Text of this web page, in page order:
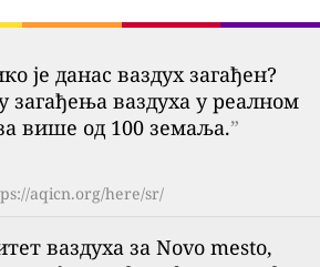
је данас ваздух загађен?
загађења ваздуха у реалном
више од 100 земаља.”
aqicn.org/here/sr/
ваздуха за Novo mesto,